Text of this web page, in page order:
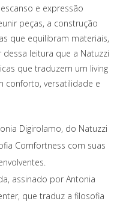
e expressão
peças, a construção
que equilibram materiais,
leitura que a Natuzzi
que traduzem um living
conforto, versatilidade e
assinado por Antonia
que traduz a filosofia